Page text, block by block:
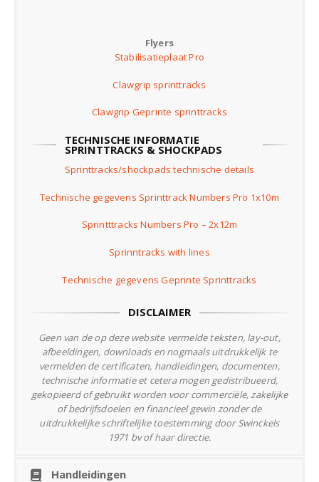
Flyers
Stabilisatieplaat Pro
Clawgrip sprinttracks
Clawgrip Geprinte sprinttracks
TECHNISCHE INFORMATIE
SPRINTTRACKS & SHOCKPADS
Sprinttracks/shockpads technische details
Technische gegevens Sprinttrack Numbers Pro 1x10m
Sprintttracks Numbers Pro – 2x12m
Sprinntracks with lines
Technische gegevens Geprinte Sprinttracks
DISCLAIMER
Geen van de op deze website vermelde teksten, lay-out,
afbeeldingen, downloads en nogmaals uitdrukkelijk te
vermelden de certificaten, handleidingen, documenten,
technische informatie et cetera mogen gedistribueerd,
gekopieerd of gebruikt worden voor commerciële, zakelijke
of bedrijfsdoelen en financieel gewin zonder de
uitdrukkelijke schriftelijke toestemming door Swinckels
1971 bv of haar directie.
Handleidingen